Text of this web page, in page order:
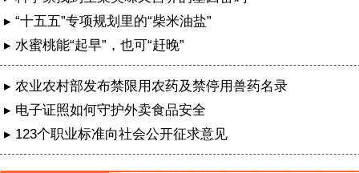
▸ “十五五”专项规划里的“柴米油盐”
▸ 水蜜桃能“起早”，也可“赶晚”
▸ 农业农村部发布禁限用农药及禁停用兽药名录
▸ 电子证照如何守护外卖食品安全
▸ 123个职业标准向社会公开征求意见
都公安再次获评两个全国“枫桥式公安派出所”